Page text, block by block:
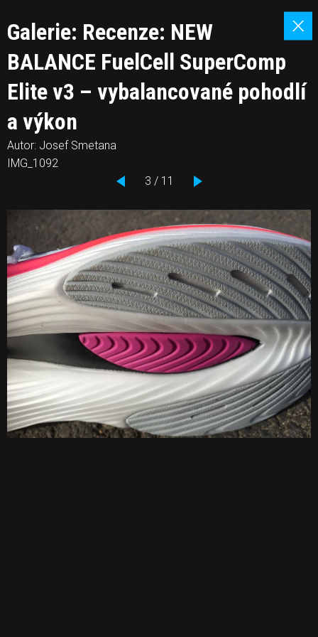
Galerie: Recenze: NEW
BALANCE FuelCell SuperComp
Elite v3 – vybalancované pohodlí
a výkon
Autor: Josef Smetana
IMG_1092
3 / 11